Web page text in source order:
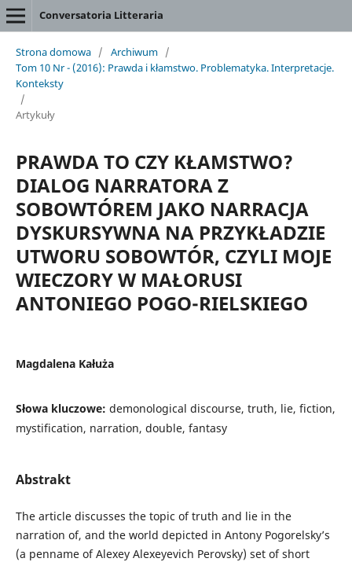
Conversatoria Litteraria
Strona domowa / Archiwum /
Tom 10 Nr - (2016): Prawda i kłamstwo. Problematyka. Interpretacje.
Konteksty
/
Artykuły
PRAWDA TO CZY KŁAMSTWO?
DIALOG NARRATORA Z
SOBOWTÓREM JAKO NARRACJA
DYSKURSYWNA NA PRZYKŁADZIE
UTWORU SOBOWTÓR, CZYLI MOJE
WIECZORY W MAŁORUSI
ANTONIEGO POGO-RIELSKIEGO
Magdalena Kałuża
Słowa kluczowe: demonological discourse, truth, lie, fiction,
mystification, narration, double, fantasy
Abstrakt
The article discusses the topic of truth and lie in the
narration of, and the world depicted in Antony Pogorelsky’s
(a penname of Alexey Alexeyevich Perovsky) set of short